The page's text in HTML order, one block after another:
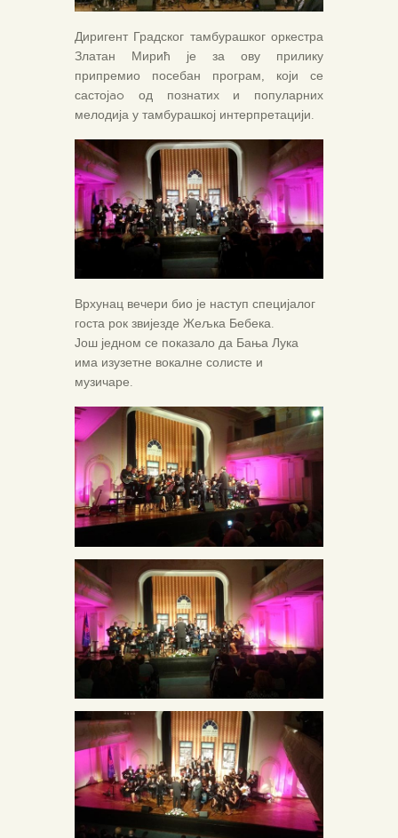
Диригент Градског тамбурашког оркестра
Златан Мирић је за ову прилику
припремио посебан програм, који се
састојao од познатих и популарних
мелодија у тамбурашкој интерпретацији.
Врхунац вечери био је наступ специјалог
госта рок звијезде Жељка Бебека.
Још једном се показало да Бања Лука
има изузетне вокалне солисте и
музичаре.